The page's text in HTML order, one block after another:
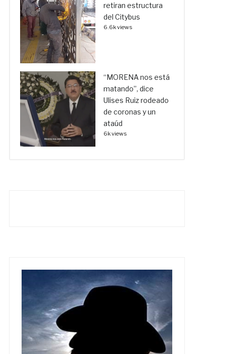
retiran estructura
del Citybus
6.6k views
“MORENA nos está
matando”, dice
Ulises Ruiz rodeado
de coronas y un
ataúd
6k views